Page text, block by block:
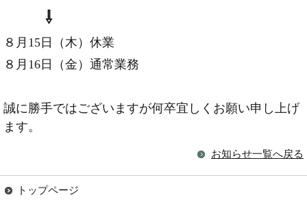
⇩
８月15日（木）休業
８月16日（金）通常業務
誠に勝手ではございますが何卒宜しくお願い申し上げ
ます。
お知らせ一覧へ戻る
トップページ